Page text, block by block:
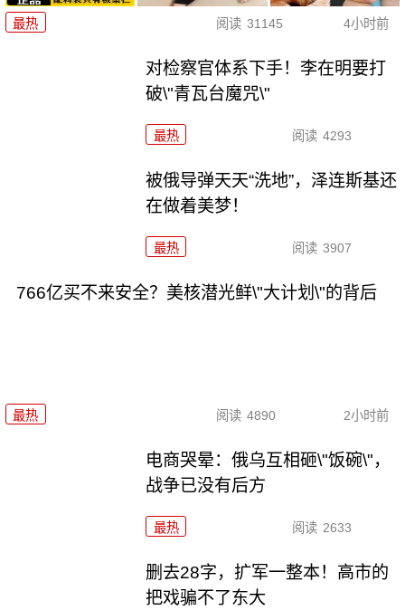
最热 阅读 31145 4小时前
对检察官体系下手！李在明要打
破\"青瓦台魔咒\"
最热 阅读 4293
被俄导弹天天“洗地”，泽连斯基还
在做着美梦！
最热 阅读 3907
766亿买不来安全？美核潜光鲜\"大计划\"的背后
最热 阅读 4890 2小时前
电商哭晕：俄乌互相砸\"饭碗\"，
战争已没有后方
最热 阅读 2633
删去28字，扩军一整本！高市的
把戏骗不了东大